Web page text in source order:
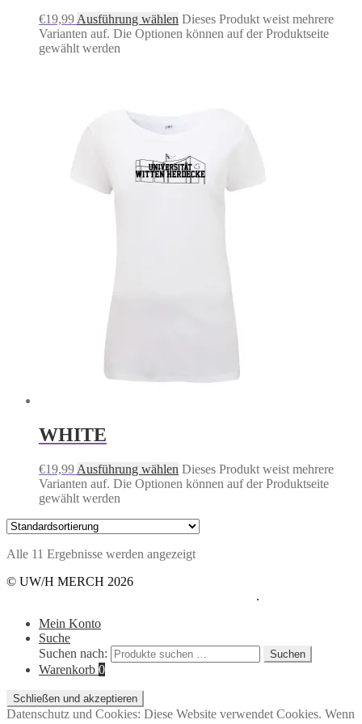
€19,99 Ausführung wählen Dieses Produkt weist mehrere
Varianten auf. Die Optionen können auf der Produktseite
gewählt werden
WHITE
€19,99 Ausführung wählen Dieses Produkt weist mehrere
Varianten auf. Die Optionen können auf der Produktseite
gewählt werden
Alle 11 Ergebnisse werden angezeigt
© UW/H MERCH 2026
.
Mein Konto
Suche
Suchen nach:
Suchen
Warenkorb 0
Datenschutz und Cookies: Diese Website verwendet Cookies. Wenn